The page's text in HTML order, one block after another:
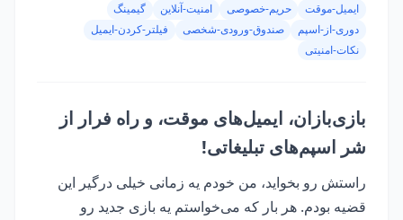
ایمیل-موقت حریم-خصوصی امنیت-آنلاین
گیمینگ
دوری-از-اسپم
صندوق-ورودی-شخصی
فیلتر-کردن-ایمیل
نکات-امنیتی
بازی‌بازان، ایمیل‌های موقت، و راه فرار از
شر اسپم‌های تبلیغاتی!
راستش رو بخواید، من خودم یه زمانی خیلی درگیر این
قضیه بودم. هر بار که می‌خواستم یه بازی جدید رو